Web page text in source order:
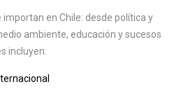
en Chile: desde política y
ambiente, educación y sucesos
incluyen: